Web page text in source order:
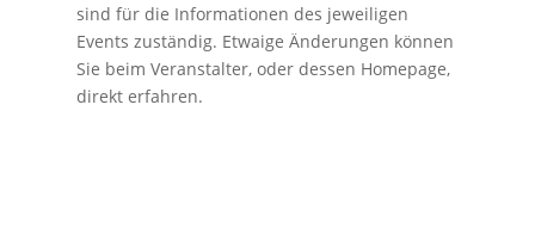
sind für die Informationen des jeweiligen
Events zuständig. Etwaige Änderungen können
Sie beim Veranstalter, oder dessen Homepage,
direkt erfahren.